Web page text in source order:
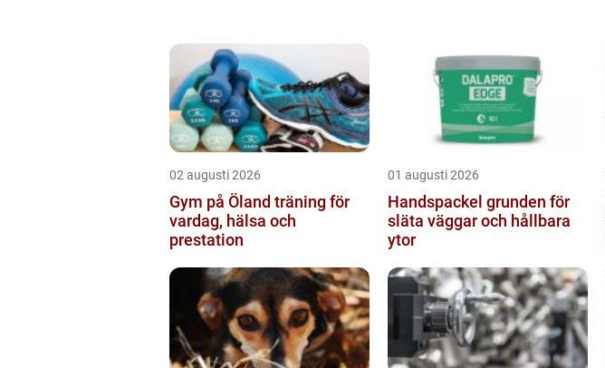
02 augusti 2026
Gym på Öland träning för
vardag, hälsa och
prestation
01 augusti 2026
Handspackel grunden för
släta väggar och hållbara
ytor